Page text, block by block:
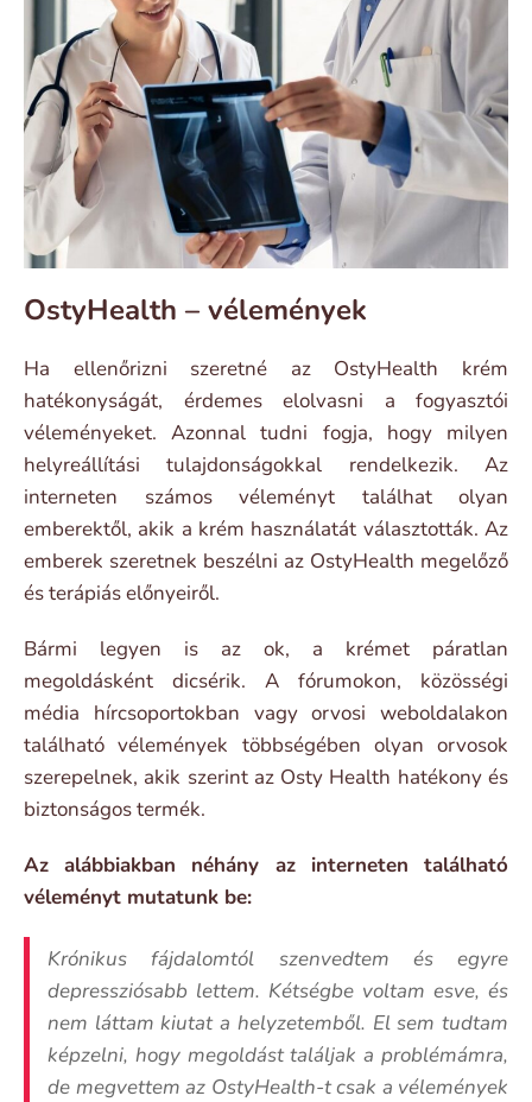
OstyHealth – vélemények
Ha ellenőrizni szeretné az OstyHealth krém
hatékonyságát, érdemes elolvasni a fogyasztói
véleményeket. Azonnal tudni fogja, hogy milyen
helyreállítási tulajdonságokkal rendelkezik. Az
interneten számos véleményt találhat olyan
emberektől, akik a krém használatát választották. Az
emberek szeretnek beszélni az OstyHealth megelőző
és terápiás előnyeiről.
Bármi legyen is az ok, a krémet páratlan
megoldásként dicsérik. A fórumokon, közösségi
média hírcsoportokban vagy orvosi weboldalakon
található vélemények többségében olyan orvosok
szerepelnek, akik szerint az Osty Health hatékony és
biztonságos termék.
Az alábbiakban néhány az interneten található
véleményt mutatunk be:
Krónikus fájdalomtól szenvedtem és egyre
depressziósabb lettem. Kétségbe voltam esve, és
nem láttam kiutat a helyzetemből. El sem tudtam
képzelni, hogy megoldást találjak a problémámra,
de megvettem az OstyHealth-t csak a vélemények